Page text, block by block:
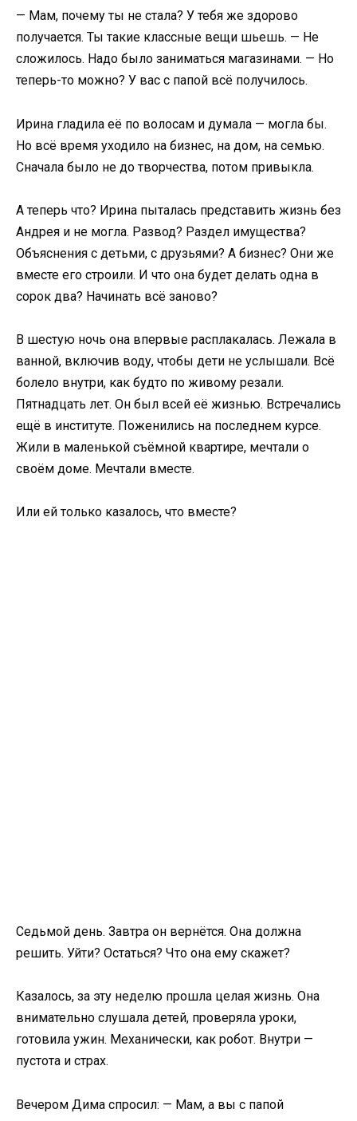
— Мам, почему ты не стала? У тебя же здорово
получается. Ты такие классные вещи шьешь. — Не
сложилось. Надо было заниматься магазинами. — Но
теперь-то можно? У вас с папой всё получилось.
Ирина гладила её по волосам и думала — могла бы.
Но всё время уходило на бизнес, на дом, на семью.
Сначала было не до творчества, потом привыкла.
А теперь что? Ирина пыталась представить жизнь без
Андрея и не могла. Развод? Раздел имущества?
Объяснения с детьми, с друзьями? А бизнес? Они же
вместе его строили. И что она будет делать одна в
сорок два? Начинать всё заново?
В шестую ночь она впервые расплакалась. Лежала в
ванной, включив воду, чтобы дети не услышали. Всё
болело внутри, как будто по живому резали.
Пятнадцать лет. Он был всей её жизнью. Встречались
ещё в институте. Поженились на последнем курсе.
Жили в маленькой съёмной квартире, мечтали о
своём доме. Мечтали вместе.
Или ей только казалось, что вместе?
Седьмой день. Завтра он вернётся. Она должна
решить. Уйти? Остаться? Что она ему скажет?
Казалось, за эту неделю прошла целая жизнь. Она
внимательно слушала детей, проверяла уроки,
готовила ужин. Механически, как робот. Внутри —
пустота и страх.
Вечером Дима спросил: — Мам, а вы с папой